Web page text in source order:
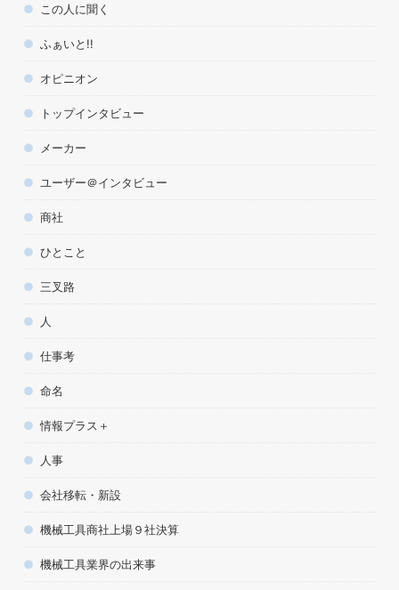
この人に聞く
ふぁいと!!
オピニオン
トップインタビュー
メーカー
ユーザー＠インタビュー
商社
ひとこと
三叉路
人
仕事考
命名
情報プラス＋
人事
会社移転・新設
機械工具商社上場９社決算
機械工具業界の出来事